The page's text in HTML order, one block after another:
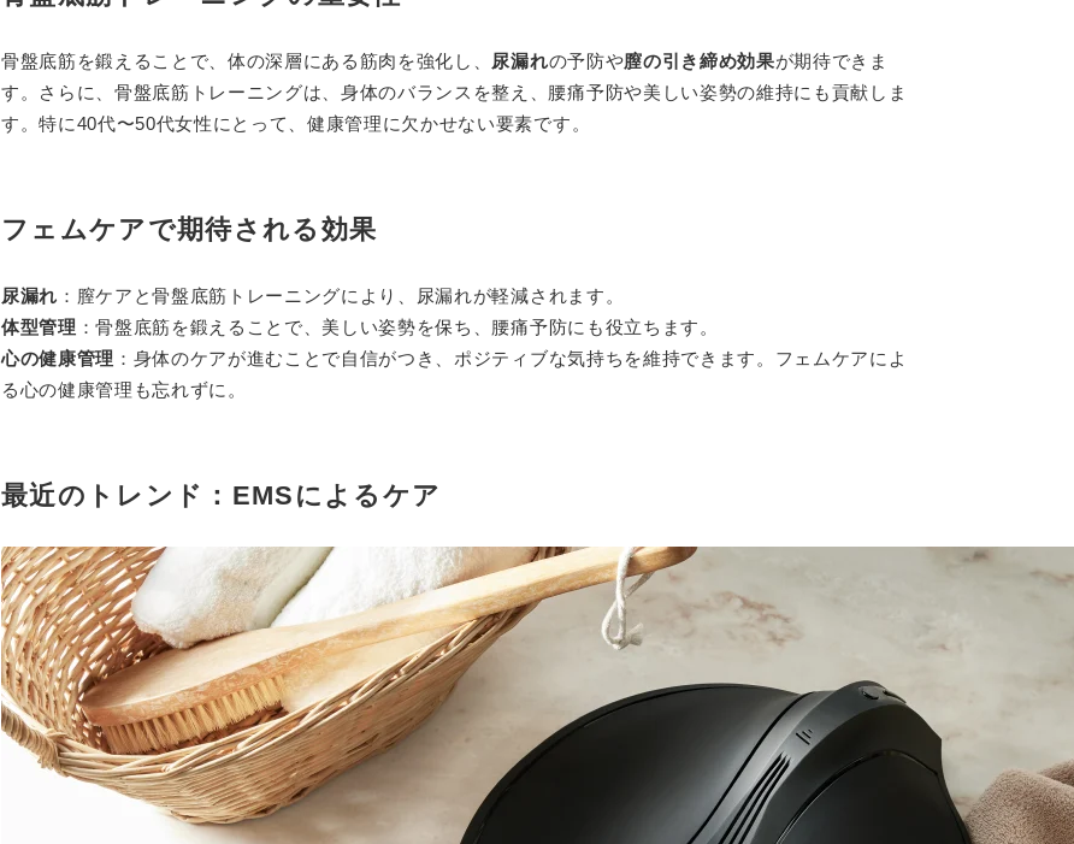
骨盤底筋を鍛えることで、体の深層にある筋肉を強化し、 尿漏れの予防や膣の引き締め効果が期待できま
す。さらに、骨盤底筋トレーニングは、身体のバランスを整え、腰痛予防や美しい姿勢の維持にも貢献しま
す。特に40代〜50代女性にとって、健康管理に欠かせない要素です。
フェムケアで期待される効果
尿漏れ ：膣ケアと骨盤底筋トレーニングにより、尿漏れが軽減されます。
体型管理 ：骨盤底筋を鍛えることで、美しい姿勢を保ち、腰痛予防にも役立ちます。
心の健康管理 ：身体のケアが進むことで自信がつき、ポジティブな気持ちを維持できます。フェムケアによ
る心の健康管理も忘れずに。
最近のトレンド：EMSによるケア